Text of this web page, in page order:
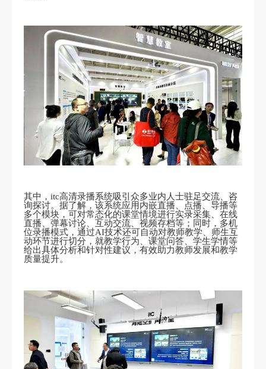
其中，itc高清录播系统吸引众多业内人士驻足交流、咨
询探讨。据了解，该系统应用内嵌直播、点播、导播等
多个模块，可对常态化的课堂情境进行实录采集、在线
直播、弹幕讨论、互动交流、视频存档等；同时，多机
位录播模式，通过AI技术还可自动对教师教学、师生互
动环节进行切分，就教学行为、课堂问答、学生学情等
给出具体分析和针对性建议，有效助力教师发展和教学
质量提升。